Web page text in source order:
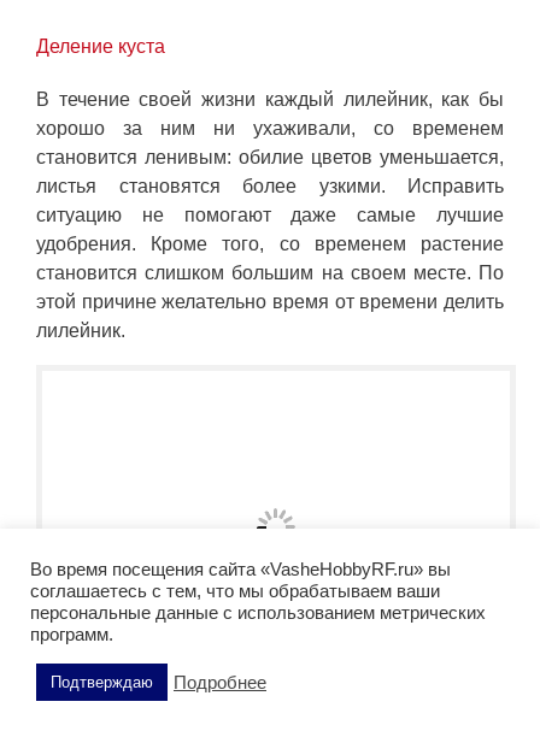
Деление куста
В течение своей жизни каждый лилейник, как бы
хорошо за ним ни ухаживали, со временем
становится ленивым: обилие цветов уменьшается,
листья становятся более узкими. Исправить
ситуацию не помогают даже самые лучшие
удобрения. Кроме того, со временем растение
становится слишком большим на своем месте. По
этой причине желательно время от времени делить
лилейник.
Лилейник (лат. Hemerocallis). Фото: vashehobbyrf.ru
Во время посещения сайта «VasheHobbyRF.ru» вы
соглашаетесь с тем, что мы обрабатываем ваши
персональные данные с использованием метрических
программ.
Подтверждаю Подробнее